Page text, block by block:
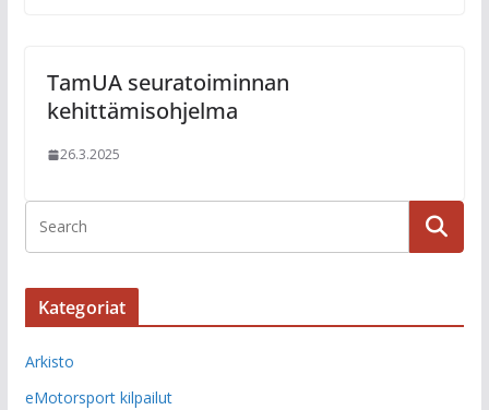
TamUA seuratoiminnan
kehittämisohjelma
26.3.2025
Kategoriat
Arkisto
eMotorsport kilpailut